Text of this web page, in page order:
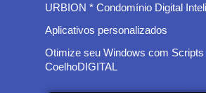
URBION * Condomínio Digital
Aplicativos personalizados
Otimize seu Windows com Scripts
CoelhoDIGITAL